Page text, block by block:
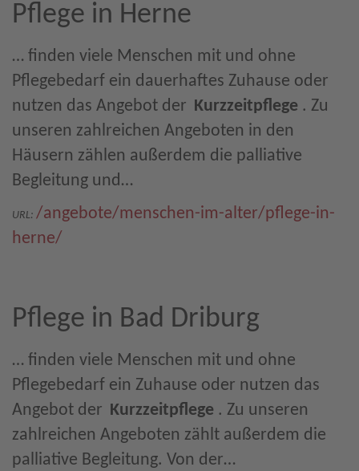
Pflege in Herne
… finden viele Menschen mit und ohne
Pflegebedarf ein dauerhaftes Zuhause oder
nutzen das Angebot der Kurzzeitpflege . Zu
unseren zahlreichen Angeboten in den
Häusern zählen außerdem die palliative
Begleitung und…
URL: /angebote/menschen-im-alter/pflege-in-
herne/
Pflege in Bad Driburg
… finden viele Menschen mit und ohne
Pflegebedarf ein Zuhause oder nutzen das
Angebot der Kurzzeitpflege . Zu unseren
zahlreichen Angeboten zählt außerdem die
palliative Begleitung. Von der…